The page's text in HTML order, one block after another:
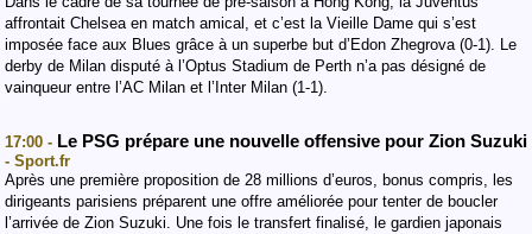
affrontait Chelsea en match amical, et c’est la Vieille Dame qui s’est
imposée face aux Blues grâce à un superbe but d’Edon Zhegrova (0-1). Le
derby de Milan disputé à l’Optus Stadium de Perth n’a pas désigné de
vainqueur entre l’AC Milan et l’Inter Milan (1-1).
17:00 - Le PSG prépare une nouvelle offensive pour Zion Suzuki
- Sport.fr
Après une première proposition de 28 millions d’euros, bonus compris, les
dirigeants parisiens préparent une offre améliorée pour tenter de boucler
l’arrivée de Zion Suzuki. Une fois le transfert finalisé, le gardien japonais